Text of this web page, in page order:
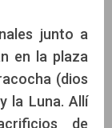
junto a
en la plaza
(dios
la Luna. Allí
de